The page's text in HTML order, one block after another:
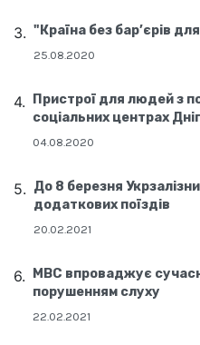
"Країна без бар’єрів
25.08.2020
Пристрої для людей з
соціальних центрах
04.08.2020
До 8 березня
додаткових поїздів
20.02.2021
МВС впроваджує
порушенням слуху
22.02.2021